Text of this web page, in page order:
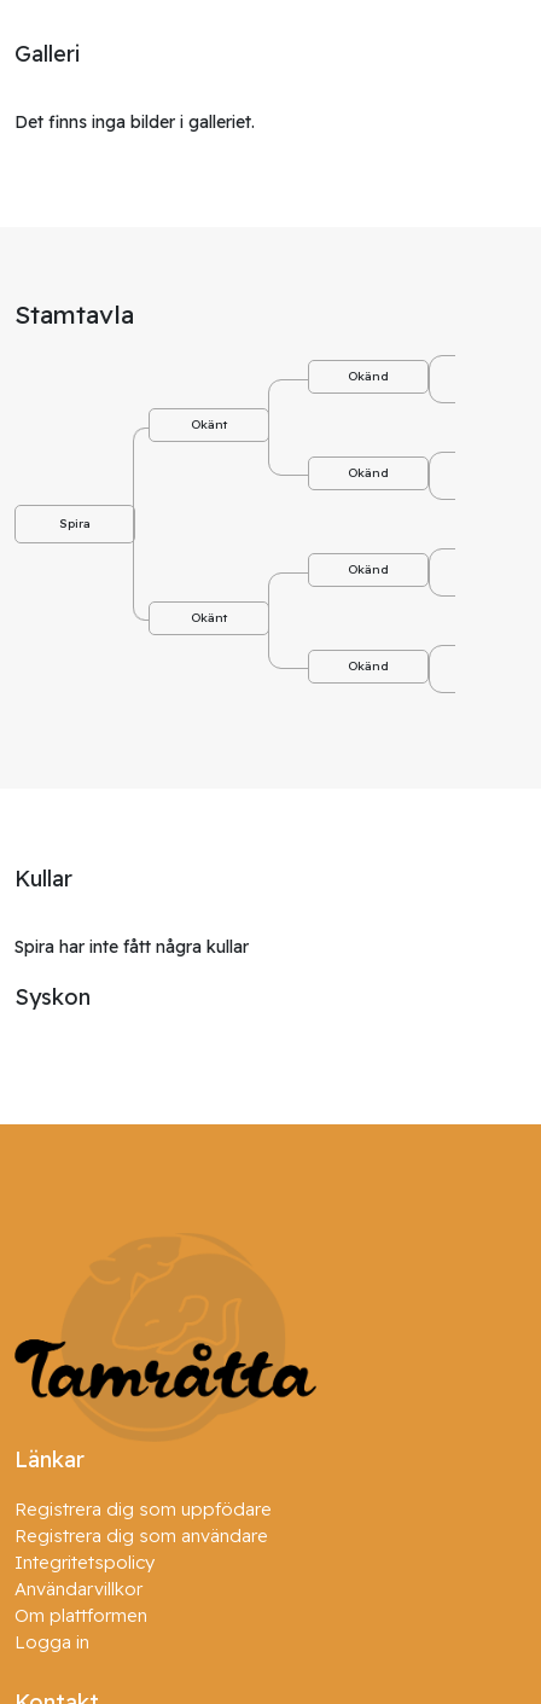
Galleri
Det finns inga bilder i galleriet.
Stamtavla
Spira
Okänt
Okänd
Okänd
Okänt
Okänd
Okänd
Kullar
Spira har inte fått några kullar
Syskon
Länkar
Registrera dig som uppfödare
Registrera dig som användare
Integritetspolicy
Användarvillkor
Om plattformen
Logga in